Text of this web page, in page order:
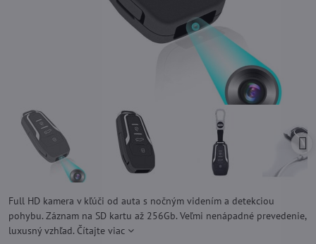
Full HD kamera v kľúči od auta s nočným videním a detekciou
pohybu. Záznam na SD kartu až 256Gb. Veľmi nenápadné prevedenie,
luxusný vzhľad. Čítajte viac